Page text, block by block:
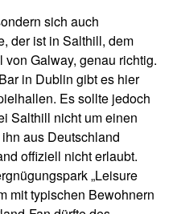
sich auch
der ist in Salthill, dem
Galway, genau richtig.
in Dublin gibt es hier
Es sollte jedoch
Salthill nicht um einen
aus Deutschland
offiziell nicht erlaubt.
„Leisure
mit typischen Bewohnern